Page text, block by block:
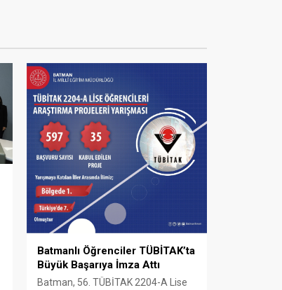
Batmanlı Öğrenciler TÜBİTAK’ta
Büyük Başarıya İmza Attı
Batman, 56. TÜBİTAK 2204-A Lise